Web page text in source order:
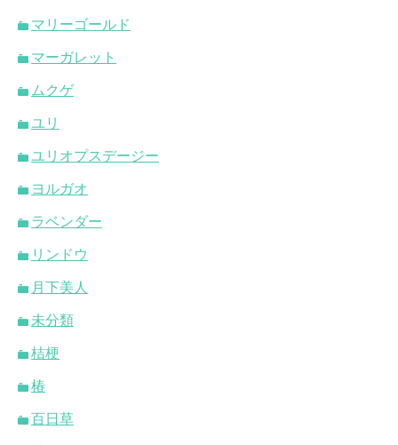
マリーゴールド
マーガレット
ムクゲ
ユリ
ユリオプスデージー
ヨルガオ
ラベンダー
リンドウ
月下美人
未分類
桔梗
椿
百日草